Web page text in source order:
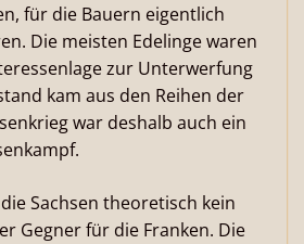
für die Bauern eigentlich
Die meisten Edelinge waren
zur Unterwerfung
kam aus den Reihen der
war deshalb auch ein
Sachsen theoretisch kein
Gegner für die Franken. Die